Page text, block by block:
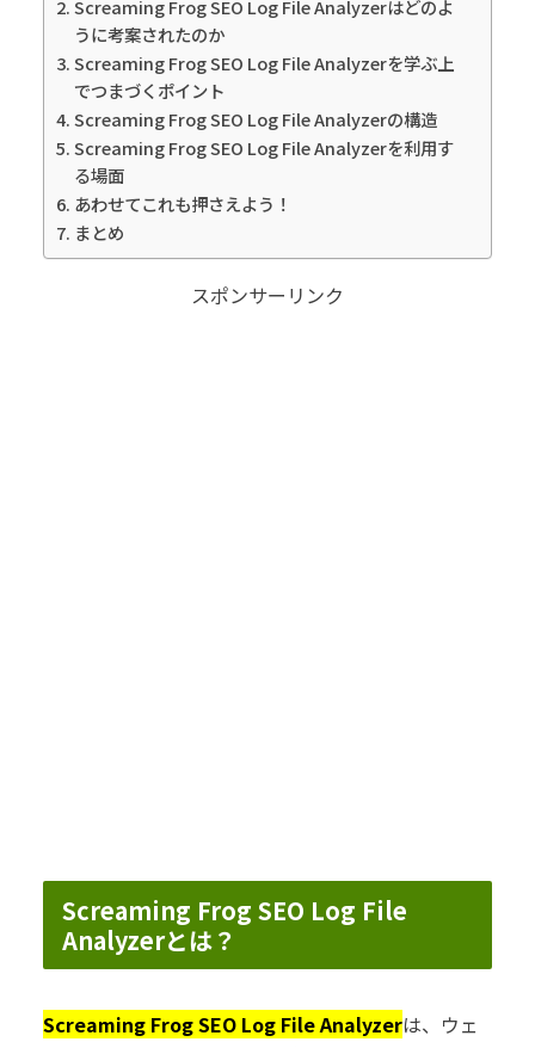
Screaming Frog SEO Log File Analyzerはどのよ
うに考案されたのか
Screaming Frog SEO Log File Analyzerを学ぶ上
でつまづくポイント
Screaming Frog SEO Log File Analyzerの構造
Screaming Frog SEO Log File Analyzerを利用す
る場面
あわせてこれも押さえよう！
まとめ
スポンサーリンク
Screaming Frog SEO Log File
Analyzerとは？
Screaming Frog SEO Log File Analyzerは、ウェ